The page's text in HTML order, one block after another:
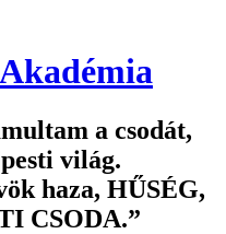
a csodát,
világ.
haza, HŰSÉG,
CSODA.